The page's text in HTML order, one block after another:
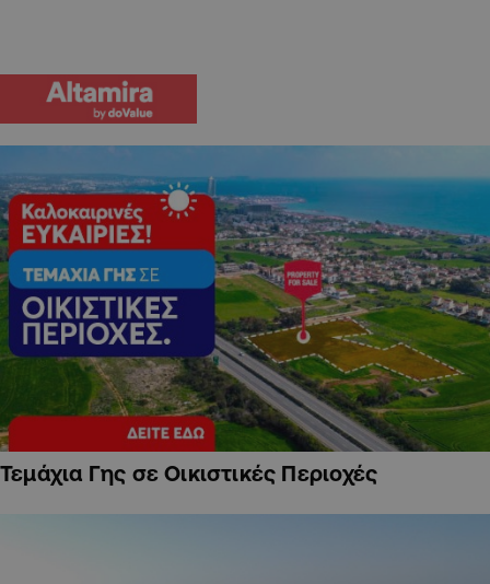
Τεμάχια Γης σε Οικιστικές Περιοχές